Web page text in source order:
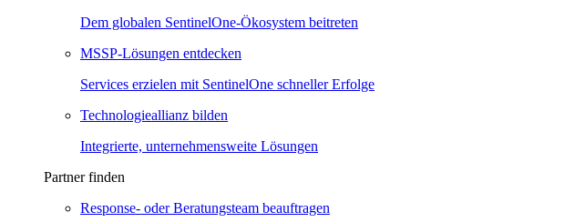
Dem globalen SentinelOne-Ökosystem beitreten
MSSP-Lösungen entdecken
Services erzielen mit SentinelOne schneller Erfolge
Technologieallianz bilden
Integrierte, unternehmensweite Lösungen
Partner finden
Response- oder Beratungsteam beauftragen